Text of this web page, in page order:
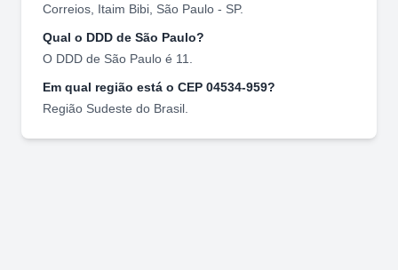
Correios Itaim Bibi São Paulo - SP.
Qual o DDD de São Paulo?
O DDD de São Paulo é 11
Em qual região está o CEP 04534-959?
Região Sudeste do Brasil.